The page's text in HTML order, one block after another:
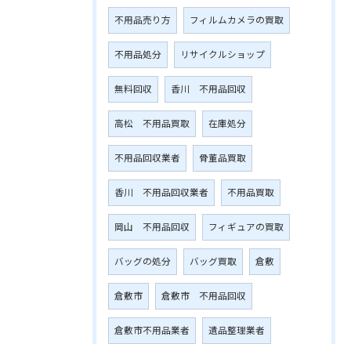
不用品売り方 フィルムカメラの買取
不用品処分 リサイクルショップ
無料回収 香川 不用品回収
高松 不用品買取 在庫処分
不用品回収業者 骨董品買取
香川 不用品回収業者 不用品買取
岡山 不用品回収 フィギュアの買取
バッグの処分 バッグ買取 倉敷
倉敷市 倉敷市 不用品回収
倉敷市不用品業者 遺品整理業者